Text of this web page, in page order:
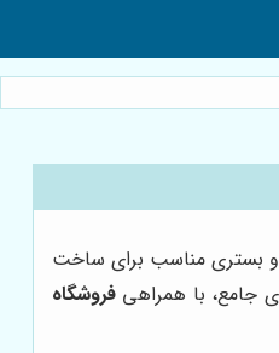
و بستری مناسب برای ساخت
جامع، با همراهیفروشگاه